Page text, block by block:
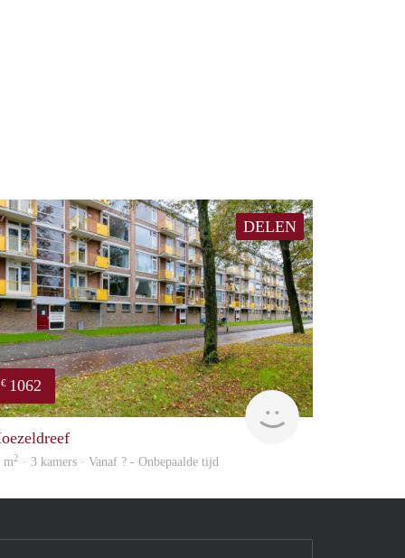
DELEN
€ 1062
Woning
m2 · 3 kamers · Vanaf ? - Onbepaalde tijd